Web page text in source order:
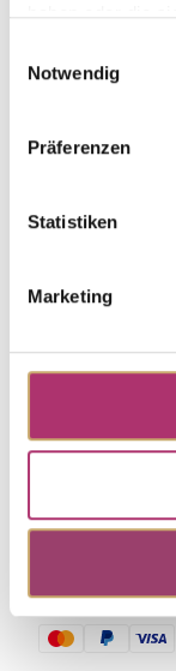
haben oder die
Notwendig
Präferenzen
Statistiken
Marketing
Steinart